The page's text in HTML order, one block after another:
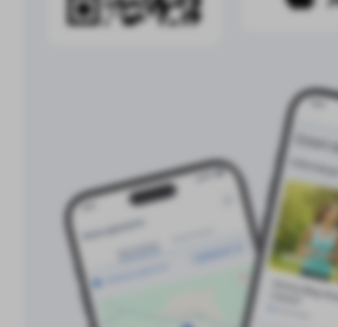
treści w postaci wiadomości, ofert,
społecznościowych.